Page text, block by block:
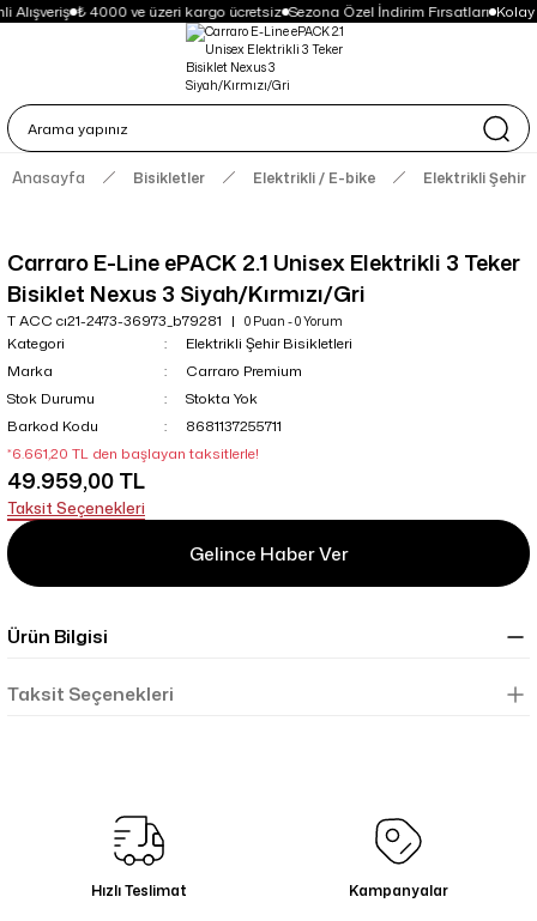
Alışveriş ₺ 4000 ve üzeri kargo ücretsiz Sezona Özel İndirim Fırsatları Kolay
Anasayfa Bisikletler Elektrikli / E-bike Elektrikli Şehir
Carraro E-Line ePACK 2.1 Unisex Elektrikli 3 Teker
Bisiklet Nexus 3 Siyah/Kırmızı/Gri
T ACC cı21-2473-36973_b79281 0 Puan - 0 Yorum
Kategori
Elektrikli Şehir Bisikletleri
Marka
Carraro Premium
Stok Durumu
Stokta Yok
Barkod Kodu
8681137255711
*6.661,20 TL den başlayan taksitlerle!
49.959,00 TL
Taksit Seçenekleri
Gelince Haber Ver
Ürün Bilgisi
Taksit Seçenekleri
Hızlı Teslimat Kampanyalar